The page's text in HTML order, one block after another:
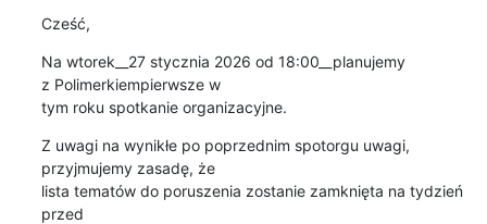
Cześć,
Na wtorek__27 stycznia 2026 od 18:00__planujemy
z Polimerkiempierwsze w
tym roku spotkanie organizacyjne.
Z uwagi na wynikłe po poprzednim spotorgu uwagi,
przyjmujemy zasadę, że
lista tematów do poruszenia zostanie zamknięta na tydzień
przed